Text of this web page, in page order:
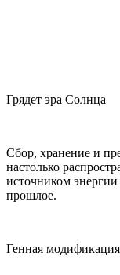
Грядет эра Солнца
Сбор, хранение и
настолько
источником
прошлое.
Генная модификация